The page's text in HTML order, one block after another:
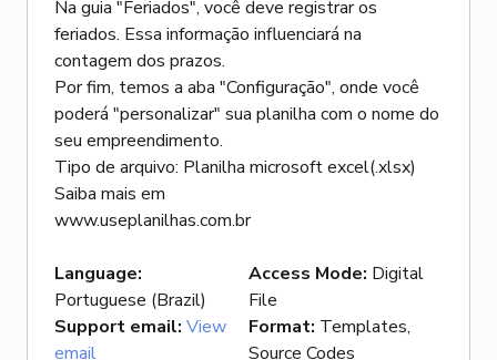
Na guia "Feriados", você deve registrar os
feriados. Essa informação influenciará na
contagem dos prazos.
Por fim, temos a aba "Configuração", onde você
poderá "personalizar" sua planilha com o nome do
seu empreendimento.
Tipo de arquivo: Planilha microsoft excel(.xlsx)
Saiba mais em
www.useplanilhas.com.br
Language:
Portuguese (Brazil)
Support email: View
email
Access Mode: Digital
File
Format: Templates,
Source Codes